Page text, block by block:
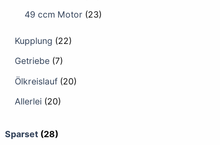
49 ccm Motor (23)
Kupplung (22)
Getriebe (7)
Ölkreislauf (20)
Allerlei (20)
Sparset (28)